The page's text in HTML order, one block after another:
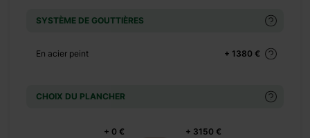
SYSTÈME DE GOUTTIÈRES
+ 1380 €
En acier peint
CHOIX DU PLANCHER
+ 0 €
+ 3150 €
+ 360 €
+ 130 €
+ 500 €